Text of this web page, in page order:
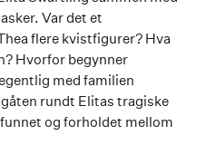
Var det et
flere kvistfigurer? Hva
Hvorfor begynner
med familien
rundt Elitas tragiske
og forholdet mellom